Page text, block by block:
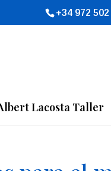
+34 972
Lacosta Taller